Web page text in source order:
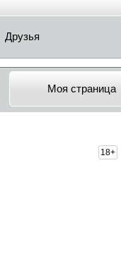
Друзья
Моя страница
18+